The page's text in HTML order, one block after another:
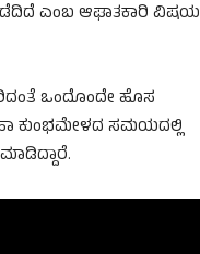
ಎಂಬ ಆಘಾತಕಾರಿ ವಿಷಯ
ಒಂದೊಂದೇ ಹೊಸ
ಕುಂಭಮೇಳದ ಸಮಯದಲ್ಲಿ